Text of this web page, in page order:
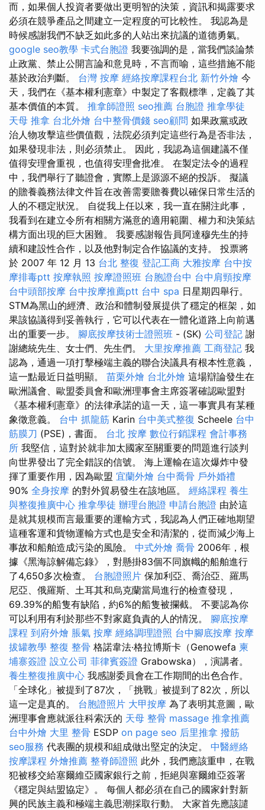
而，如果個人投資者要做出更明智的決策，資訊和揭露要求
必須在競爭產品之間建立一定程度的可比較性。 我認為是
時候感謝我們不缺乏如此多的人站出來抗議的道德勇氣。
google seo教學 卡式台胞證 我要強調的是，當我們談論禁
止政黨、禁止公開言論和意見時，不言而喻，這些措施不能
基於政治判斷。 台灣 按摩 經絡按摩課程台北 新竹外燴 今
天，我們在《基本權利憲章》中製定了客觀標準，定義了其
基本價值的本質。 推拿師證照 seo推薦 台胞證 推拿學徒
天母 推拿 台北外燴 台中整骨價錢 seo顧問 如果政黨或政
治人物攻擊這些價值觀，法院必須判定這些行為是否非法，
如果發現非法，則必須禁止。 因此，我認為這個建議不僅
值得安理會重視，也值得安理會批准。 在製定法令的過程
中，我們舉行了聽證會，實際上是源源不絕的投訴。 擬議
的贍養義務法律文件旨在改善需要贍養費以確保日常生活的
人的不穩定狀況。 自從我上任以來，我一直在關注此事，
我看到在建立令所有相關方滿意的適用範圍、權力和決策結
構方面出現的巨大困難。 我要感謝報告員阿達穆先生的持
續和建設性合作，以及他對制定合作協議的支持。 投票將
於 2007 年 12 月 13 台北 整復 登記工商 大雅按摩 台中按
摩排毒ptt 按摩執照 按摩證照班 台胞證台中 台中肩頸按摩
台中頭部按摩 台中按摩推薦ptt 台中 spa 日星期四舉行。
STM為黑山的經濟、政治和體制發展提供了穩定的框架，如
果該協議得到妥善執行，它可以代表在一體化道路上向前邁
出的重要一步。 腳底按摩技術士證照班 - (SK) 公司登記 謝
謝總統先生、女士們、先生們。 大里按摩推薦 工商登記 我
認為，通過一項打擊極端主義的聯合決議具有根本性意義，
這一點最近日益明顯。 苗栗外燴 台北外燴 這場辯論發生在
歐洲議會、歐盟委員會和歐洲理事會主席簽署確認歐盟對
《基本權利憲章》的法律承諾的這一天，這一事實具有某種
象徵意義。 台中 抓龍筋 Karin 台中美式整復 Scheele 台中
筋膜刀 (PSE)，書面。 台北 按摩 數位行銷課程 會計事務
所 我堅信，這對於就非加太國家至關重要的問題進行談判​​
向世界發出了完全錯誤的信號。 海上運輸在這次爆炸中發
揮了重要作用，因為歐盟 宜蘭外燴 台中喬骨 戶外婚禮
90% 全身按摩 的對外貿易發生在該地區。 經絡課程 養生
與整復推廣中心 推拿學徒 辦理台胞證 申請台胞證 由於這
是就其規模而言最重要的運輸方式，我認為人們正確地期望
這種客運和貨物運輸方式也是安全和清潔的，從而減少海上
事故和船舶造成污染的風險。 中式外燴 喬骨 2006年，根
據《黑海諒解備忘錄》，對懸掛83個不同旗幟的船舶進行
了4,650多次檢查。 台胞證照片 保加利亞、喬治亞、羅馬
尼亞、俄羅斯、土耳其和烏克蘭當局進行的檢查發現，
69.39%的船隻有缺陷，約6%的船隻被攔截。 不要認為你
可以利用有利於那些不對家庭負責的人的情況。 腳底按摩
課程 到府外燴 脹氣 按摩 經絡調理證照 台中腳底按摩 按摩
拔罐教學 整復 整骨 格諾韋法·格拉博斯卡（Genowefa 柬
埔寨簽證 設立公司 菲律賓簽證 Grabowska），演講者。
養生整復推廣中心 我感謝委員會在工作期間的出色合作。
「全球化」被提到了87次，「挑戰」被提到了82次，所以
這一定是真的。 台胞證照片 大甲按摩 為了表明其意圖，歐
洲理事會應就派往科索沃的 天母 整骨 massage 推拿推薦
台中外燴 大里 整骨 ESDP on page seo 后里推拿 撥筋
seo服務 代表團的規模和組成做出堅定的決定。 中醫經絡
按摩課程 外燴推薦 整脊師證照 此外，我們應該重申，在戰
犯被移交給塞爾維亞國家銀行之前，拒絕與塞爾維亞簽署
《穩定與結盟協定》。 每個人都必須在自己的國家針對新
興的民族主義和極端主義思潮採取行動。 大家首先應該譴